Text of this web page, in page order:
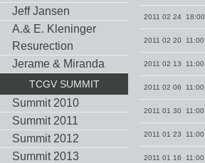
Jeff Jansen
A.& E. Kleninger
Resurection
Jerame & Miranda
TCGV SUMMIT
Summit 2010
Summit 2011
Summit 2012
Summit 2013
2011 02 24 18:00
2011 02 20 11:00
2011 02 13 11:00
2011 02 06 11:00
2011 01 30 11:00
2011 01 23 11:00
2011 01 16 11:00